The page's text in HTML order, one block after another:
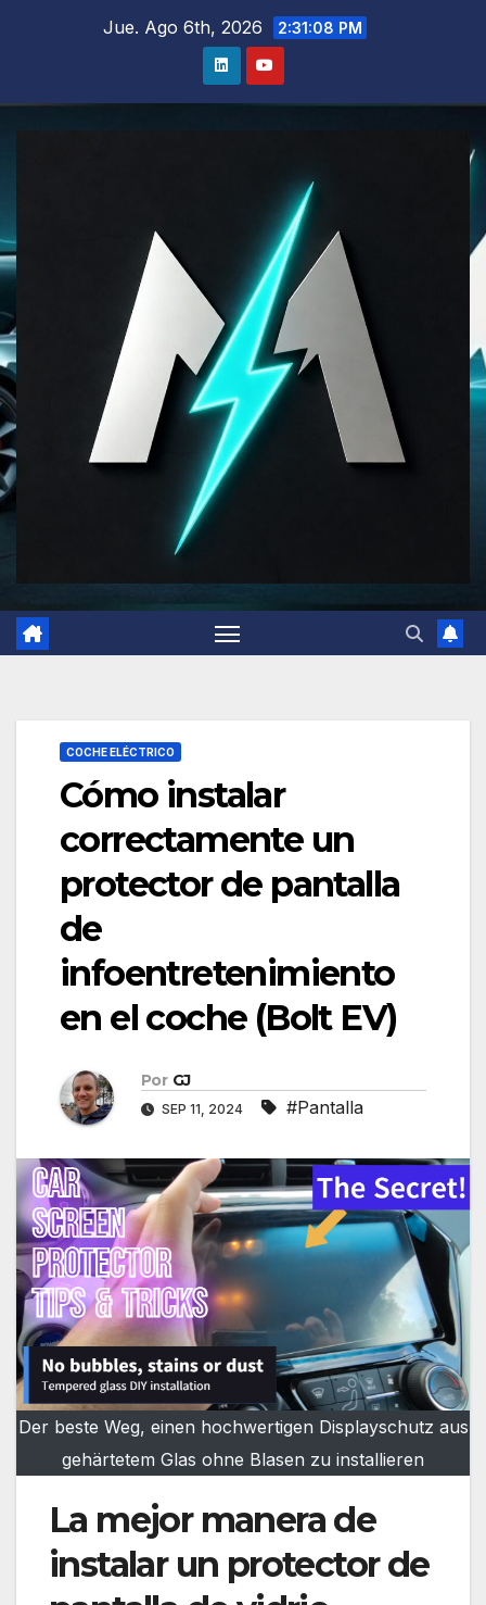
Jue. Ago 6th, 2026 2:31:09 PM
COCHE ELÉCTRICO
Cómo instalar
correctamente un
protector de pantalla
de
infoentretenimiento
en el coche (Bolt EV)
Por GJ
SEP 11, 2024 #Pantalla
Der beste Weg, einen hochwertigen Displayschutz aus
gehärtetem Glas ohne Blasen zu installieren
La mejor manera de
instalar un protector de